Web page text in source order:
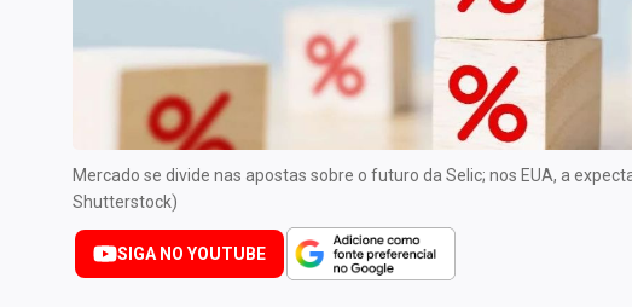
Conteúdo de Marca
Expediente
Contato
Mercado se divide nas apostas sobre o futuro da Selic; nos EUA, a
Shutterstock)
SIGA NO YOUTUBE